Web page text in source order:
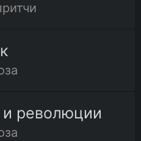
революции